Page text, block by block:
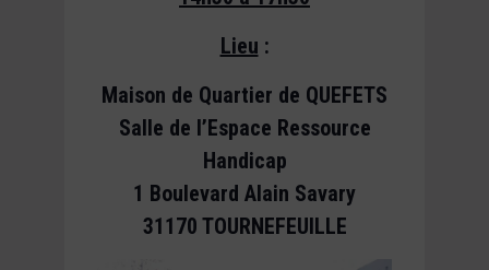
Lieu :
Maison de Quartier de QUEFETS
Salle de l’Espace Ressource
Handicap
1 Boulevard Alain Savary
31170 TOURNEFEUILLE